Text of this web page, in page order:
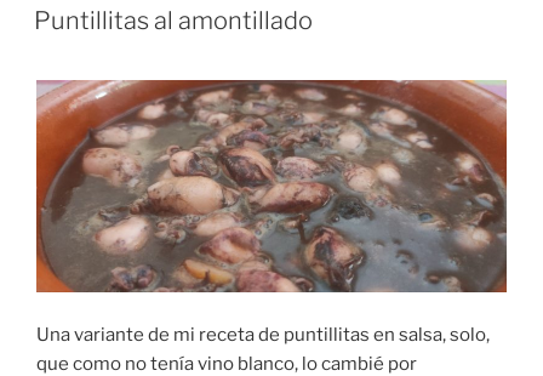
EL
Puntillitas al amontillado
Una variante de mi receta de puntillitas en salsa, solo,
que como no tenía vino blanco, lo cambié por